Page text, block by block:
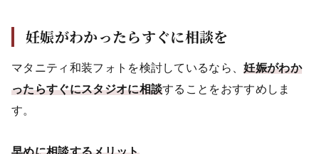
妊娠がわかったらすぐに相談を
マタニティ和装フォトを検討しているなら、妊娠がわか
ったらすぐにスタジオに相談することをおすすめしま
す。
早めに相談するメリット